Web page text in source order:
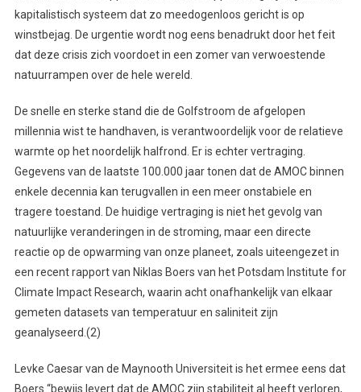
kapitalistisch systeem dat zo meedogenloos gericht is op
winstbejag. De urgentie wordt nog eens benadrukt door het feit
dat deze crisis zich voordoet in een zomer van verwoestende
natuurrampen over de hele wereld.
De snelle en sterke stand die de Golfstroom de afgelopen
millennia wist te handhaven, is verantwoordelijk voor de relatieve
warmte op het noordelijk halfrond. Er is echter vertraging.
Gegevens van de laatste 100.000 jaar tonen dat de AMOC binnen
enkele decennia kan terugvallen in een meer onstabiele en
tragere toestand. De huidige vertraging is niet het gevolg van
natuurlijke veranderingen in de stroming, maar een directe
reactie op de opwarming van onze planeet, zoals uiteengezet in
een recent rapport van Niklas Boers van het Potsdam Institute for
Climate Impact Research, waarin acht onafhankelijk van elkaar
gemeten datasets van temperatuur en saliniteit zijn
geanalyseerd.(2)
Levke Caesar van de Maynooth Universiteit is het ermee eens dat
Boers “bewijs levert dat de AMOC zijn stabiliteit al heeft verloren,